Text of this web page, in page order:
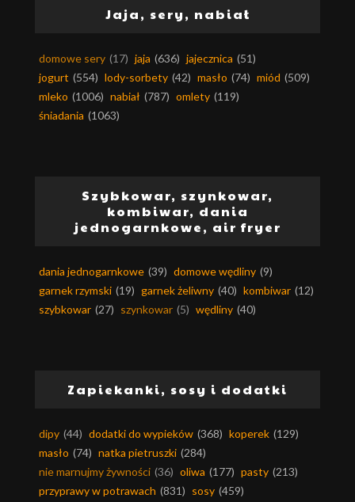
Jaja, sery, nabiał
domowe sery (17) jaja (636) jajecznica (51)
jogurt (554) lody-sorbety (42) masło (74) miód (509)
mleko (1006) nabiał (787) omlety (119)
śniadania (1063)
Szybkowar, szynkowar,
kombiwar, dania
jednogarnkowe, air fryer
dania jednogarnkowe (39) domowe wędliny (9)
garnek rzymski (19) garnek żeliwny (40) kombiwar (12)
szybkowar (27) szynkowar (5) wędliny (40)
Zapiekanki, sosy i dodatki
dipy (44) dodatki do wypieków (368) koperek (129)
masło (74) natka pietruszki (284)
nie marnujmy żywności (36) oliwa (177) pasty (213)
przyprawy w potrawach (831) sosy (459)